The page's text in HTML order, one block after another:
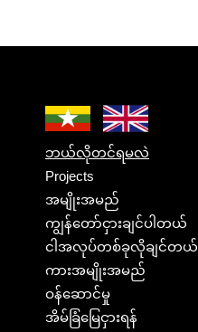
ဘယ်လိုတင်ရမလဲ
Projects
အမျိုးအမည်
ကျွန်တော်ငှားချင်ပါတယ်
ငါအလုပ်တစ်ခုလိုချင်တယ်
ကားအမျိုးအမည်
ဝန်ဆောင်မှု
အိမ်ခြံမြေငှားရန်